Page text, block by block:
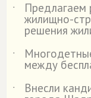
˙
Предлагаем
жилищно-
решения
˙
между
˙
Внесли